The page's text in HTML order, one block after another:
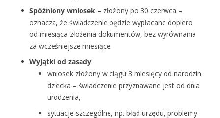
Spóźniony wniosek – złożony po 30 czerwca –
oznacza, że świadczenie będzie wypłacane dopiero
od miesiąca złożenia dokumentów, bez wyrównania
za wcześniejsze miesiące.
Wyjątki od zasady:
wniosek złożony w ciągu 3 miesięcy od narodzin
dziecka – świadczenie przyznawane jest od dnia
urodzenia,
sytuacje szczególne, np. błąd urzędu, problemy